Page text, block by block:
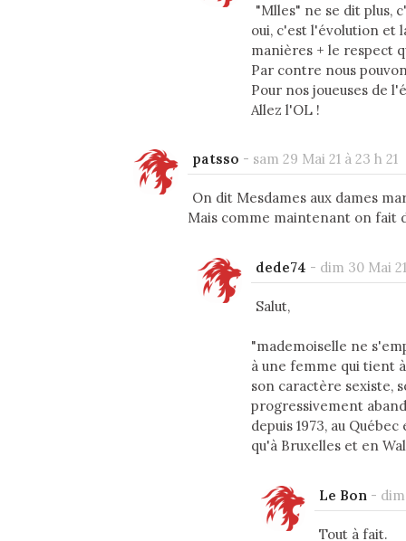
"Mlles" ne se dit plus,
oui, c'est l'évolution et
manières + le respect
Par contre nous
Pour nos joueuses de
Allez l'OL !
patsso - sam 29 Mai 21 à 23 h 21
On dit Mesdames aux dames
Mais comme maintenant on fait
dede74 - dim 30 Mai
Salut,
"mademoiselle ne
à une femme qui tient
son caractère sexiste,
progressivement
depuis 1973, au
qu'à Bruxelles et en
Le Bon -
Tout à fait.